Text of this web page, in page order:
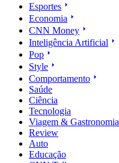
Esportes
Economia
CNN Money
Inteligência Artificial
Pop
Style
Comportamento
Saúde
Ciência
Tecnologia
Viagem & Gastronomia
Review
Auto
Educação